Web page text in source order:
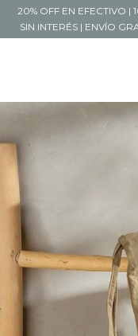
20% OFF EN EFECTIVO |
SIN INTERÉS | ENVÍO